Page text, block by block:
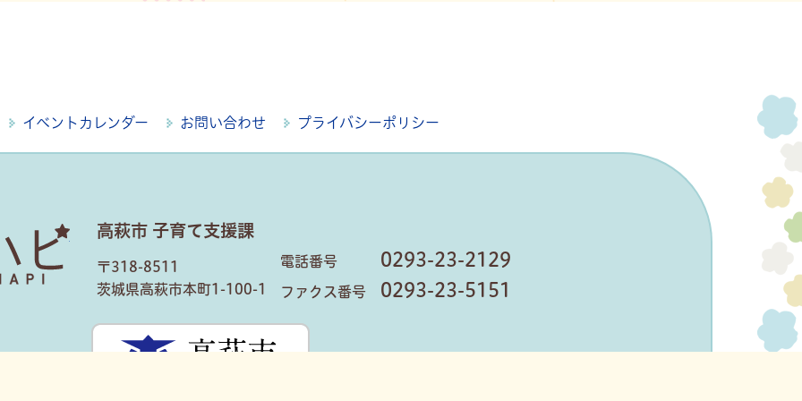
イベントカレンダー お問い合わせ プライバシーポリシー
はぎハピ高萩市 子育て支援課
〒318-8511
茨城県高萩市本町1-100-1
電話番号 0293-23-2129
ファクス番号 0293-23-5151